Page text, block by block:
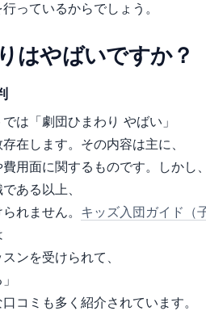
っているからでしょう。
はやばいですか？
は「劇団ひまわり やばい」
在します。その内容は主に、
用面に関するものです。しかし
ある以上、
れません。 キッズ入団ガイド（
ンを受けられて、
コミも多く紹介されています。